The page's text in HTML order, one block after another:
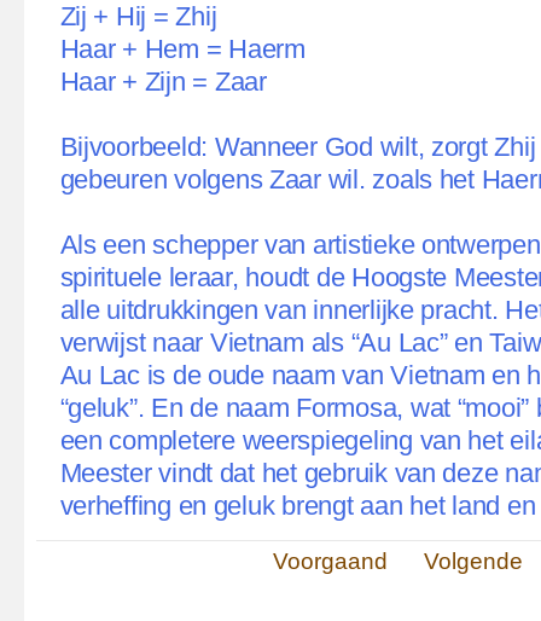
Zij + Hij = Zhij
Haar + Hem = Haerm
Haar + Zijn = Zaar
Bijvoorbeeld: Wanneer God wilt, zorgt
gebeuren volgens Zaar wil. zoals het
Als een schepper van artistieke
spirituele leraar, houdt de Hoogste
alle uitdrukkingen van innerlijke pracht.
verwijst naar Vietnam als “Au Lac” en
Au Lac is de oude naam van Vietnam en
“geluk”. En de naam Formosa, wat
een completere weerspiegeling van het
Meester vindt dat het gebruik van deze
verheffing en geluk brengt aan het land
Voorgaand Volgende